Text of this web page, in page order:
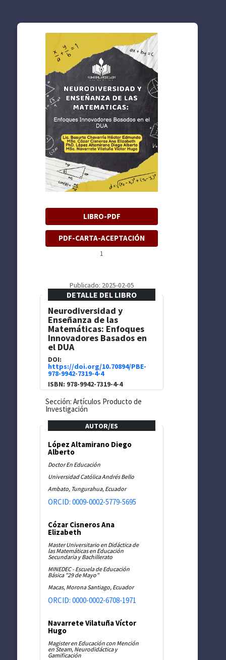
LIBRO-PDF
PDF-CARTA-ACEPTACIÓN
1
Publicado: 2025-02-05
DETALLE DEL LIBRO
Neurodiversidad y
Enseñanza de las
Matemáticas: Enfoques
Innovadores Basados en
el DUA
DOI:
https://doi.org/10.70894/PBE-
978-9942-7319-4-4
ISBN: 978-9942-7319-4-4
Sección: Artículos Producto de
Investigación
AUTOR/ES
López Altamirano Diego
Alberto
Doctor En Educación
Universidad Católica Andrés Bello
Ambato, Tungurahua, Ecuador
ORCID: 0009-0002-5779-5695
Cózar Cisneros Ana
Elizabeth
Master Universitario en Didáctica de
las Matemáticas en Educación
Secundaria y Bachillerato
MINEDEC - Escuela de Educación
Básica "29 de Mayo"
Macas, Morona Santiago, Ecuador
ORCID: 0000-0002-6708-1971
Navarrete Vilatuña Víctor
Hugo
Magister en Educación con Mención
en Steam, Neurodidáctica y
Gamificación